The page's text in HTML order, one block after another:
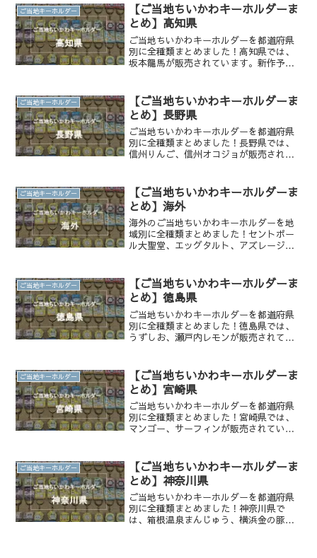
ご当地キーホルダー
【ご当地ちいかわキーホルダーま
とめ】高知県
ご当地ちいかわキーホルダーを都道府県
別に全種類まとめました！高知県では、
坂本龍馬が販売されています。新作予想
ご当地キーホルダー
【ご当地ちいかわキーホルダーま
とめ】長野県
ご当地ちいかわキーホルダーを都道府県
別に全種類まとめました！長野県では、
信州りんご、信州オコジョが販売されて
ご当地キーホルダー
【ご当地ちいかわキーホルダーま
とめ】海外
海外のご当地ちいかわキーホルダーを地
域別に全種類まとめました！セントポー
ル大聖堂、エッグタルト、アズレージ
売されています。
ご当地キーホルダー
【ご当地ちいかわキーホルダーま
とめ】徳島県
ご当地ちいかわキーホルダーを都道府県
別に全種類まとめました！徳島県では、
うずしお、瀬戸内レモンが販売されてい
ご当地キーホルダー
【ご当地ちいかわキーホルダーま
とめ】宮崎県
ご当地ちいかわキーホルダーを都道府県
別に全種類まとめました！宮崎県では、
マンゴー、サーフィンが販売されていま
ご当地キーホルダー
【ご当地ちいかわキーホルダーま
とめ】神奈川県
ご当地ちいかわキーホルダーを都道府県
別に全種類まとめました！神奈川県で
は、箱根温泉まんじゅう、横浜金の豚、